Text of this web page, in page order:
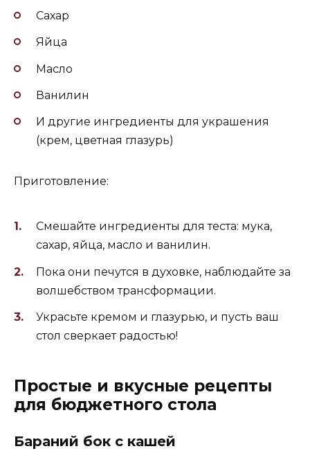
Сахар
Яйца
Масло
Ванилин
И другие ингредиенты для украшения
(крем, цветная глазурь)
Приготовление:
Смешайте ингредиенты для теста: мука,
сахар, яйца, масло и ванилин.
Пока они печутся в духовке, наблюдайте за
волшебством трансформации.
Украсьте кремом и глазурью, и пусть ваш
стол сверкает радостью!
Простые и вкусные рецепты
для бюджетного стола
Бараний бок с кашей